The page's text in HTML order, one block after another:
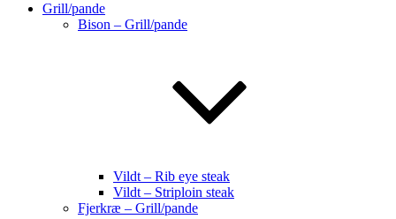
Grill/pande
Bison – Grill/pande
Vildt – Rib eye steak
Vildt – Striploin steak
Fjerkræ – Grill/pande